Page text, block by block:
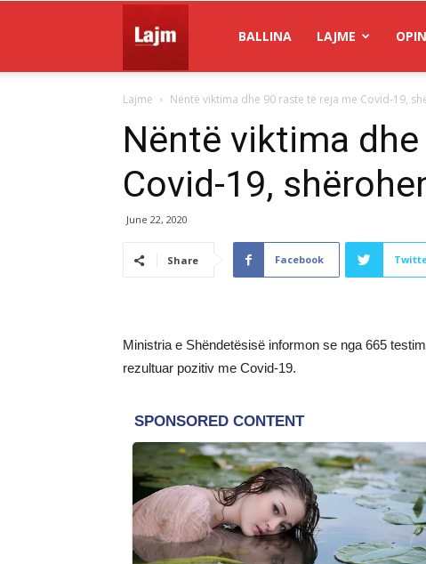
Lajm
BALLINA LAJME
Lajme Nëntë viktima dhe 90 raste të reja me Covid-19,
Nëntë viktima
Covid-19,
June 22, 2020
Share Facebook
Ministria e Shëndetësisë informon se nga 665
rezultuar pozitiv me Covid-19.